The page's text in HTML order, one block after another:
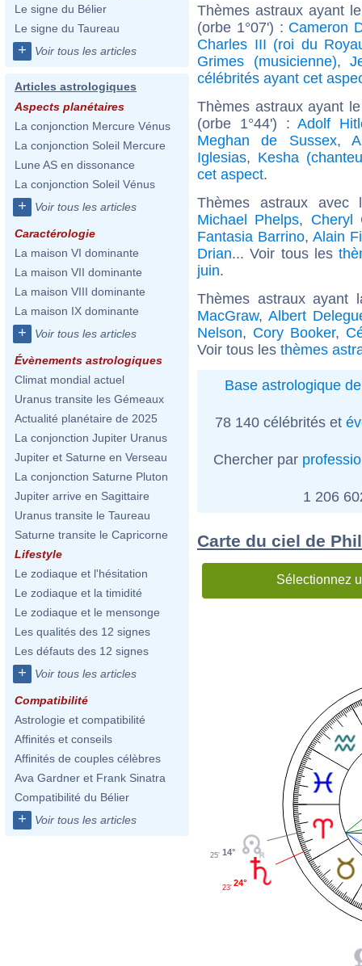
Le signe du Bélier
Le signe du Taureau
+ Voir tous les articles
Articles astrologiques
Aspects planétaires
La conjonction Mercure Vénus
La conjonction Soleil Mercure
Lune AS en dissonance
La conjonction Soleil Vénus
+ Voir tous les articles
Caractérologie
La maison VI dominante
La maison VII dominante
La maison VIII dominante
La maison IX dominante
+ Voir tous les articles
Évènements astrologiques
Climat mondial actuel
Uranus transite les Gémeaux
Actualité planétaire de 2025
La conjonction Jupiter Uranus
Jupiter et Saturne en Verseau
La conjonction Saturne Pluton
Jupiter arrive en Sagittaire
Uranus transite le Taureau
Saturne transite le Capricorne
Lifestyle
Le zodiaque et l'hésitation
Le zodiaque et la timidité
Le zodiaque et le mensonge
Les qualités des 12 signes
Les défauts des 12 signes
+ Voir tous les articles
Compatibilité
Astrologie et compatibilité
Affinités et conseils
Affinités de couples célèbres
Ava Gardner et Frank Sinatra
Compatibilité du Bélier
+ Voir tous les articles
Thèmes astraux ayant
(orbe 1°07') : Cameron
Charles III (roi du
Grimes (musicienne),
célébrités ayant cet
Thèmes astraux ayant
(orbe 1°44') :Adolf
Meghan de Sussex,
Iglesias, Kesha
cet aspect.
Thèmes astraux
Michael Phelps, Cheryl
Fantasia Barrino, Alain
Drian... Voir tous les
juin.
Thèmes astraux
MacGraw, Albert
Nelson, Cory Booker,
Voir tous les thèmes
Base astrologique
78 140 célébrités et
Chercher par
1 206
Carte du ciel de
Sélectionnez
14°
25'
24°
23'